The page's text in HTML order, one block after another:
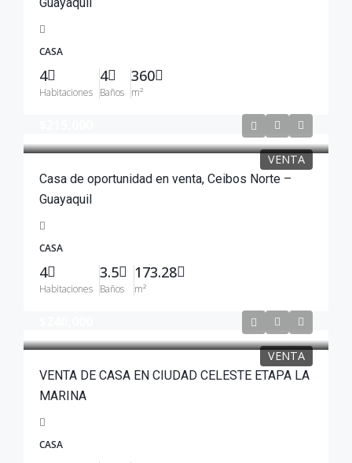
Guayaquil
CASA
4
Habitaciones
4
Baños
360
m²
VENTA
Casa de oportunidad en venta, Ceibos Norte –
Guayaquil
CASA
4
Habitaciones
3.5
Baños
173.28
m²
VENTA
VENTA DE CASA EN CIUDAD CELESTE ETAPA LA
MARINA
CASA